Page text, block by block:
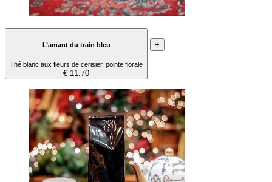
L’amant du train bleu
Thé blanc aux fleurs de cerisier, pointe florale
€ 11.70
+